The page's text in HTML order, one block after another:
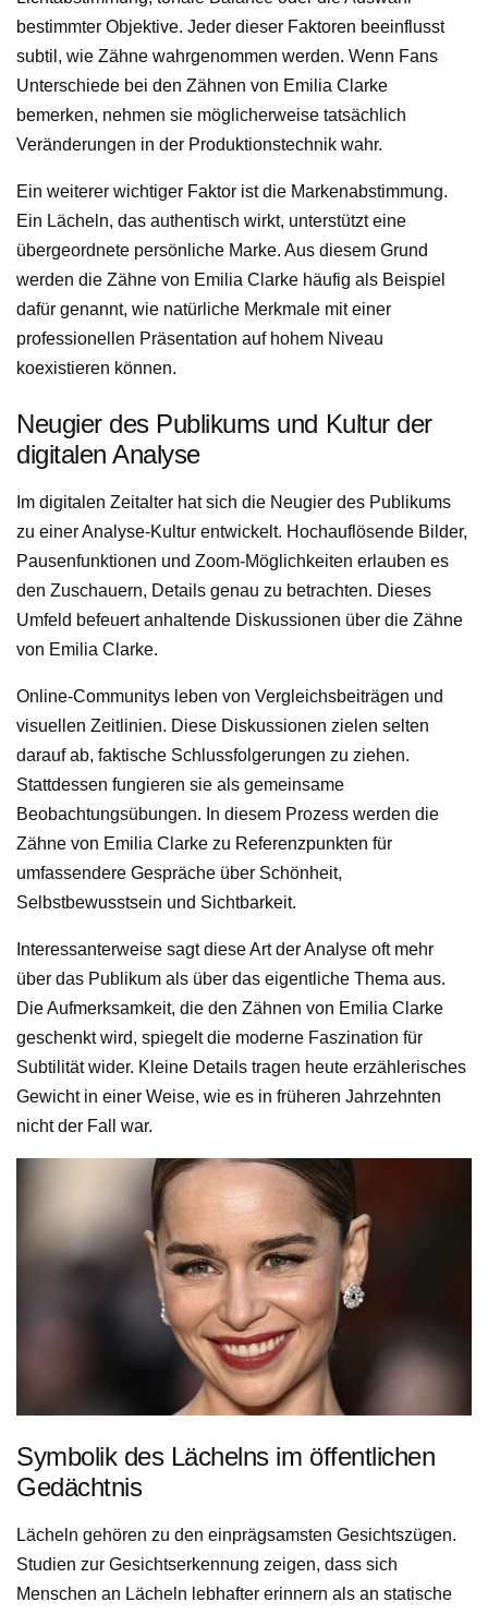
bestimmter Objektive. Jeder dieser Faktoren beeinflusst
subtil, wie Zähne wahrgenommen werden. Wenn Fans
Unterschiede bei den Zähnen von Emilia Clarke
bemerken, nehmen sie möglicherweise tatsächlich
Veränderungen in der Produktionstechnik wahr.
Ein weiterer wichtiger Faktor ist die Markenabstimmung.
Ein Lächeln, das authentisch wirkt, unterstützt eine
übergeordnete persönliche Marke. Aus diesem Grund
werden die Zähne von Emilia Clarke häufig als Beispiel
dafür genannt, wie natürliche Merkmale mit einer
professionellen Präsentation auf hohem Niveau
koexistieren können.
Neugier des Publikums und Kultur der
digitalen Analyse
Im digitalen Zeitalter hat sich die Neugier des Publikums
zu einer Analyse-Kultur entwickelt. Hochauflösende Bilder,
Pausenfunktionen und Zoom-Möglichkeiten erlauben es
den Zuschauern, Details genau zu betrachten. Dieses
Umfeld befeuert anhaltende Diskussionen über die Zähne
von Emilia Clarke.
Online-Communitys leben von Vergleichsbeiträgen und
visuellen Zeitlinien. Diese Diskussionen zielen selten
darauf ab, faktische Schlussfolgerungen zu ziehen.
Stattdessen fungieren sie als gemeinsame
Beobachtungsübungen. In diesem Prozess werden die
Zähne von Emilia Clarke zu Referenzpunkten für
umfassendere Gespräche über Schönheit,
Selbstbewusstsein und Sichtbarkeit.
Interessanterweise sagt diese Art der Analyse oft mehr
über das Publikum als über das eigentliche Thema aus.
Die Aufmerksamkeit, die den Zähnen von Emilia Clarke
geschenkt wird, spiegelt die moderne Faszination für
Subtilität wider. Kleine Details tragen heute erzählerisches
Gewicht in einer Weise, wie es in früheren Jahrzehnten
nicht der Fall war.
Symbolik des Lächelns im öffentlichen
Gedächtnis
Lächeln gehören zu den einprägsamsten Gesichtszügen.
Studien zur Gesichtserkennung zeigen, dass sich
Menschen an Lächeln lebhafter erinnern als an statische